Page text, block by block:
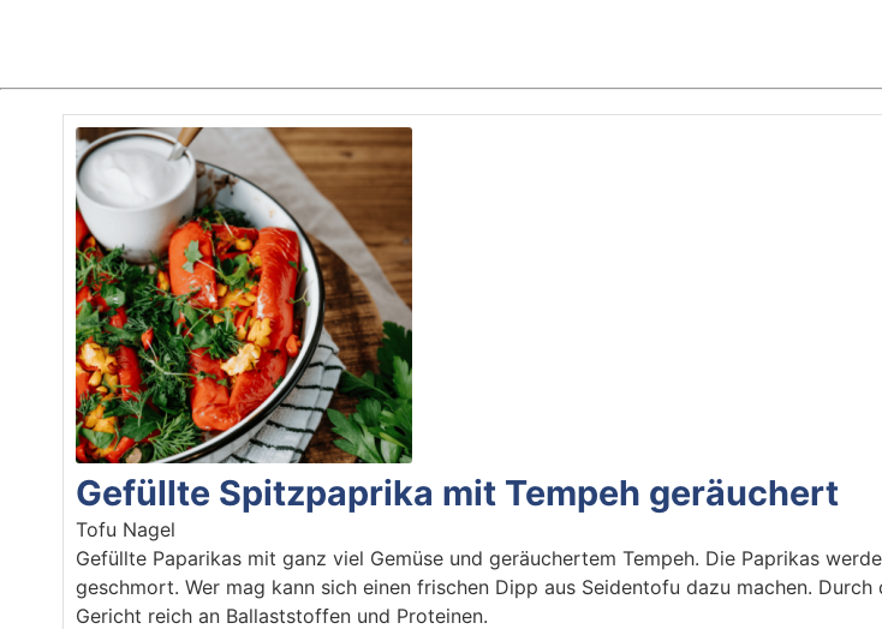
Gefüllte Spitzpaprika mit Tempeh geräuchert
Tofu Nagel
Gefüllte Paparikas mit ganz viel Gemüse und geräuchertem Tempeh. Die Paprikas
geschmort. Wer mag kann sich einen frischen Dipp aus Seidentofu dazu machen.
Gericht reich an Ballaststoffen und Proteinen.